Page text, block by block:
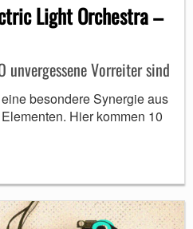
Light Orchestra –
unvergessene Vorreiter sind
besondere Synergie aus
Hier kommen 10